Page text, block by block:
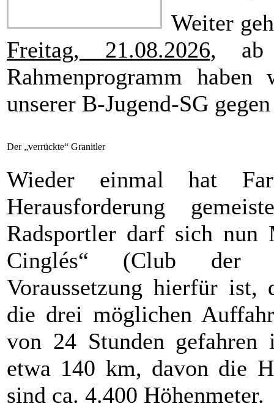
Weiter
Freitag, 21.08.2026, ab
Rahmenprogramm
unserer B-Jugend-SG
Der „verrückte“ Granitler
Wieder einmal hat
Herausforderung
Radsportler darf sich
Cinglés“ (Club der
Voraussetzung hierfür ist,
die drei möglichen
von 24 Stunden
etwa 140 km, davon die
sind ca. 4.400 Höhenmeter.